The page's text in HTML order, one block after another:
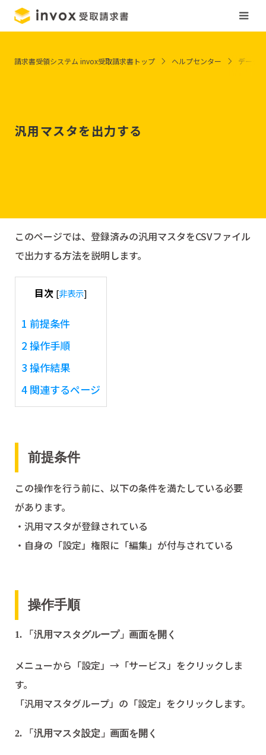
汎用マスタを出力する
請求書受領システム invox受取請求書トップ ヘルプセンター データ
このページでは、登録済みの汎用マスタをCSVファイル
で出力する方法を説明します。
目次 [非表示]
1 前提条件
2 操作手順
3 操作結果
4関連するページ
前提条件
この操作を行う前に、以下の条件を満たしている必要
があります。
・汎用マスタが登録されている
・自身の「設定」権限に「編集」が付与されている
操作手順
1. 「汎用マスタグループ」画面を開く
メニューから「設定」→「サービス」をクリックしま
す。
「汎用マスタグループ」の「設定」をクリックします。
2. 「汎用マスタ設定」画面を開く